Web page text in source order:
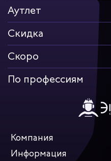
Аутлет
Скидка
Скоро
По профессиям
Компания
Информация